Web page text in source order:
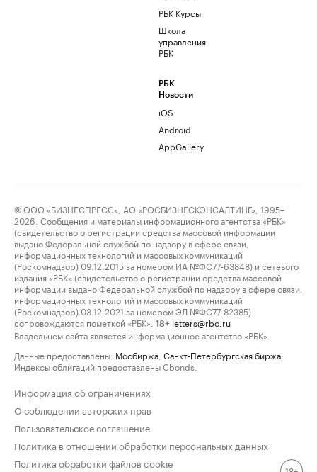
РБК Курсы
Школа
управления
РБК
РБК
Новости
iOS
Android
AppGallery
© ООО «БИЗНЕСПРЕСС», АО «РОСБИЗНЕСКОНСАЛТИНГ», 1995–
2026. Сообщения и материалы информационного агентства «РБК»
(свидетельство о регистрации средства массовой информации
выдано Федеральной службой по надзору в сфере связи,
информационных технологий и массовых коммуникаций
(Роскомнадзор) 09.12.2015 за номером ИА №ФС77-63848) и сетевого
издания «РБК» (свидетельство о регистрации средства массовой
информации выдано Федеральной службой по надзору в сфере связи,
информационных технологий и массовых коммуникаций
(Роскомнадзор) 03.12.2021 за номером ЭЛ №ФС77-82385)
сопровождаются пометкой «РБК».
18+ letters@rbc.ru
Владельцем сайта является информационное агентство «РБК».
Данные предоставлены: Мосбиржа Санкт-Петербургская биржа
Индексы облигаций предоставлены Cbonds.
Информация об ограничениях
О соблюдении авторских прав
Пользовательское соглашение
Политика в отношении обработки персональных данных
Политика обработки файлов cookie